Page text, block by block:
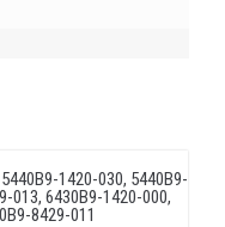
1420-030, 5440B9-
013, 6430B9-1420-000,
8429-011